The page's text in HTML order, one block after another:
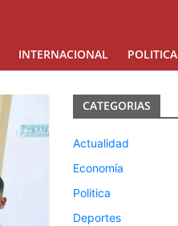
INTERNACIONAL POLITICA
CATEGORIAS
Actualidad
Economía
Politica
Deportes